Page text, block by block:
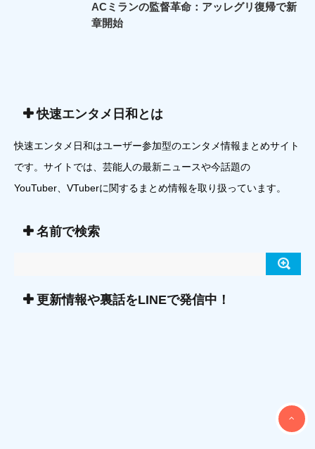
ACミランの監督革命：アッレグリ復帰で新
章開始
快速エンタメ日和とは
快速エンタメ日和はユーザー参加型のエンタメ情報まとめサイト
です。サイトでは、芸能人の最新ニュースや今話題の
YouTuber、VTuberに関するまとめ情報を取り扱っています。
名前で検索
更新情報や裏話をLINEで発信中！